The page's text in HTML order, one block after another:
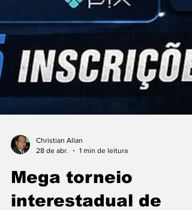
Mega torneio